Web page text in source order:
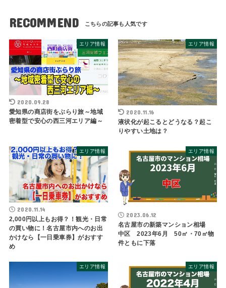
RECOMMEND
エリア情報
2020.09.28
愛知県の商店街をぶらり旅～地域
密着型で安心の西三河エリア編～
エリア情報
2020.11.16
液状化が起こるとどうなる？起こ
りやすい土地は？
エリア情報
2020.11.14
2,000円以上もお得？！観光・日常
の買い物に！名古屋市内へのお出
かけなら【一日乗車券】がおすす
め
エリア情報
2023.06.12
名古屋市の新築マンション相場
中区 2023年6月 50㎡・70㎡物
件ともに下落
エリア情報 エリア情報